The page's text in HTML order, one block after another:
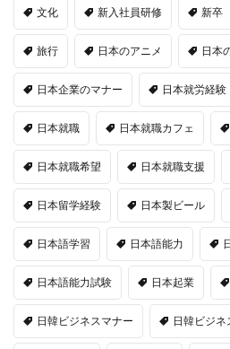
文化 新入社員研修 新卒
旅行 日本のアニメ 日本
日本企業のマナー 日本就労経験
日本就職 日本就職カフェ
日本就職希望 日本就職支援
日本留学経験 日本製ビール
日本語学習 日本語能力
日本語能力試験 日本起業
日韓ビジネスマナー 日韓ビジネ